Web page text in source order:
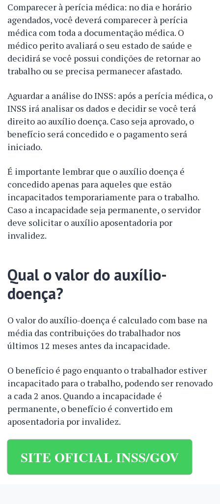
Comparecer à perícia médica: no dia e horário
agendados, você deverá comparecer à perícia
médica com toda a documentação médica. O
médico perito avaliará o seu estado de saúde e
decidirá se você possui condições de retornar ao
trabalho ou se precisa permanecer afastado.
Aguardar a análise do INSS: após a perícia médica, o
INSS irá analisar os dados e decidir se você terá
direito ao auxílio doença. Caso seja aprovado, o
benefício será concedido e o pagamento será
iniciado.
É importante lembrar que o auxílio doença é
concedido apenas para aqueles que estão
incapacitados temporariamente para o trabalho.
Caso a incapacidade seja permanente, o servidor
deve solicitar o auxílio aposentadoria por
invalidez.
Qual o valor do auxílio-
doença?
O valor do auxílio-doença é calculado com base na
média das contribuições do trabalhador nos
últimos 12 meses antes da incapacidade.
O benefício é pago enquanto o trabalhador estiver
incapacitado para o trabalho, podendo ser renovado
a cada 2 anos. Quando a incapacidade é
permanente, o benefício é convertido em
aposentadoria por invalidez.
SITE OFICIAL INSS/GOV